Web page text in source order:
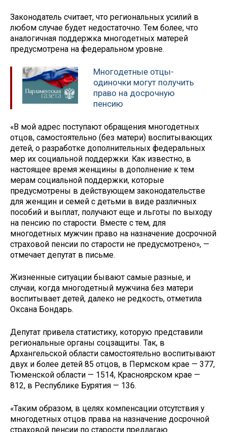
Законодатель считает, что региональных усилий в
любом случае будет недостаточно. Тем более, что
аналогичная поддержка многодетных матерей
предусмотрена на федеральном уровне.
Многодетные отцы-
одиночки могут получить
право на досрочную
пенсию
«В мой адрес поступают обращения многодетных
отцов, самостоятельно (без матери) воспитывающих
детей, о разработке дополнительных федеральных
мер их социальной поддержки. Как известно, в
настоящее время женщины в дополнение к тем
мерам социальной поддержки, которые
предусмотрены в действующем законодательстве
для женщин и семей с детьми в виде различных
пособий и выплат, получают еще и льготы по выходу
на пенсию по старости. Вместе с тем, для
многодетных мужчин право на назначение досрочной
страховой пенсии по старости не предусмотрено», —
отмечает депутат в письме.
Жизненные ситуации бывают самые разные, и
случаи, когда многодетный мужчина без матери
воспитывает детей, далеко не редкость, отметила
Оксана Бондарь.
Депутат привела статистику, которую представили
региональные органы соцзащиты. Так, в
Архангельской области самостоятельно воспитывают
двух и более детей 85 отцов, в Пермском крае — 377,
Тюменской области — 1514, Красноярском крае —
812, в Республике Бурятия — 136.
«Таким образом, в целях компенсации отсутствия у
многодетных отцов права на назначение досрочной
страховой пенсии по старости предлагаю